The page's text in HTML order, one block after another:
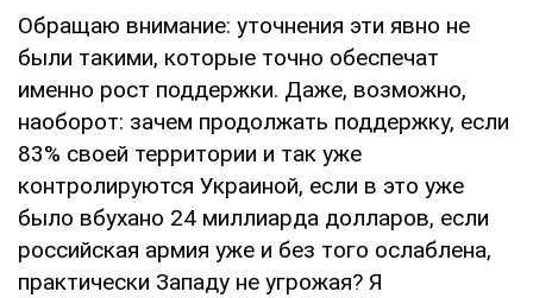
Обращаю внимание: уточнения эти явно не
были такими, которые точно обеспечат
именно рост поддержки. Даже, возможно,
наоборот: зачем продолжать поддержку, если
83% своей территории и так уже
контролируются Украиной, если в это уже
было вбухано 24 миллиарда долларов, если
российская армия уже и без того ослаблена,
практически Западу не угрожая? Я